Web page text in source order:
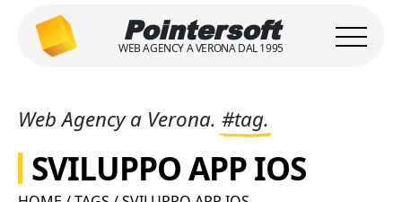
Pointersoft
WEB AGENCY A VERONA DAL 1995
Web Agency a Verona. #tag.
SVILUPPO APP IOS